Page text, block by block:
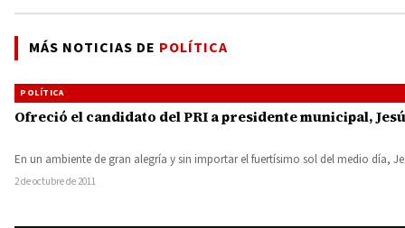
MÁS NOTICIAS DE POLÍTICA
POLÍTICA
Ofreció el candidato del PRI a presidente municipal,
En un ambiente de gran alegría y sin importar el fuertísimo sol del medio día,
2 de octubre de 2011